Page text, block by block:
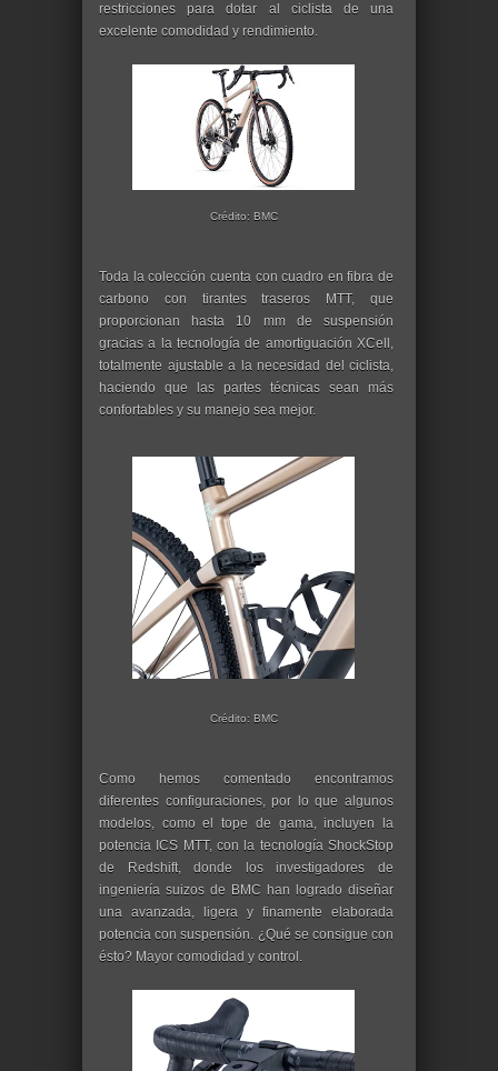
restricciones para dotar al ciclista de una
excelente comodidad y rendimiento.
Crédito: BMC
Toda la colección cuenta con cuadro en fibra de
carbono con tirantes traseros MTT, que
proporcionan hasta 10 mm de suspensión
gracias a la tecnología de amortiguación XCell,
totalmente ajustable a la necesidad del ciclista,
haciendo que las partes técnicas sean más
confortables y su manejo sea mejor.
Crédito: BMC
Como hemos comentado encontramos
diferentes configuraciones, por lo que algunos
modelos, como el tope de gama, incluyen la
potencia ICS MTT, con la tecnología ShockStop
de Redshift, donde los investigadores de
ingeniería suizos de BMC han logrado diseñar
una avanzada, ligera y finamente elaborada
potencia con suspensión. ¿Qué se consigue con
ésto? Mayor comodidad y control.